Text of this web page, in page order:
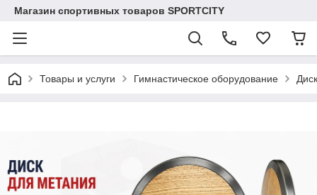
Магазин спортивных товаров SPORTCITY
Товары и услуги Гимнастическое оборудование